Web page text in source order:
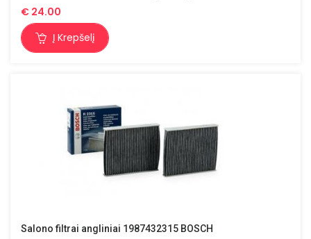
€ 24.00
Į Krepšelį
Salono filtrai angliniai 1987432315 BOSCH